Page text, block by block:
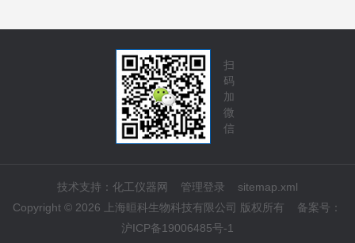
扫
码
加
微
信
技术支持： 化工仪器网 管理登录
sitemap.xml
Copyright © 2026 上海晅科生物科技有限公司 版权所有 备案号：
沪ICP备19006485号-1